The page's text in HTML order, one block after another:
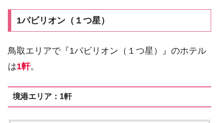
1パビリオン（１つ星）
鳥取エリアで『1パビリオン（１つ星）』のホテル
は1軒。
境港エリア：1軒